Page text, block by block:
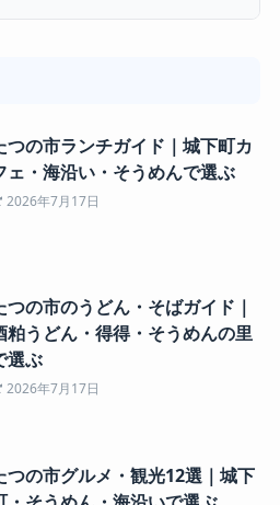
つの市ランチガイド｜城下町カ
ェ・海沿い・そうめんで選ぶ
2026年7月17日
つの市のうどん・そばガイド｜
粕うどん・得得・そうめんの里
選ぶ
2026年7月17日
つの市グルメ・観光12選｜城下